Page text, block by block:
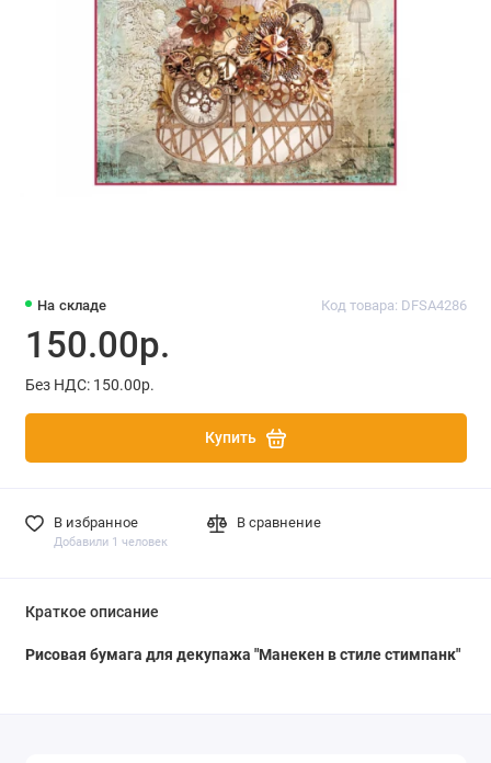
На складе Код товара: DFSA4286
150.00р.
Без НДС: 150.00р.
Купить
В избранное
Добавили 1 человек
В сравнение
Краткое описание
Рисовая бумага для декупажа "Манекен в стиле стимпанк"